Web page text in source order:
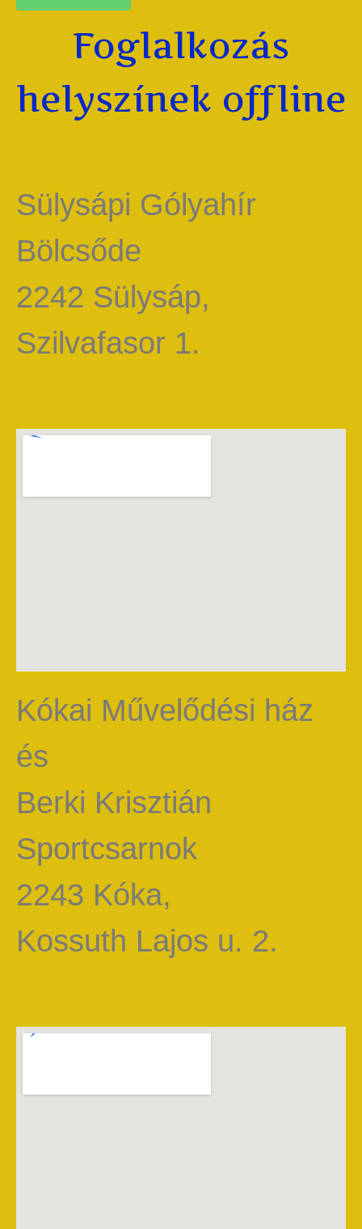
Foglalkozás
helyszínek offline
Sülysápi Gólyahír
Bölcsőde
2242 Sülysáp,
Szilvafasor 1.
Kókai Művelődési ház
és
Berki Krisztián
Sportcsarnok
2243 Kóka,
Kossuth Lajos u. 2.